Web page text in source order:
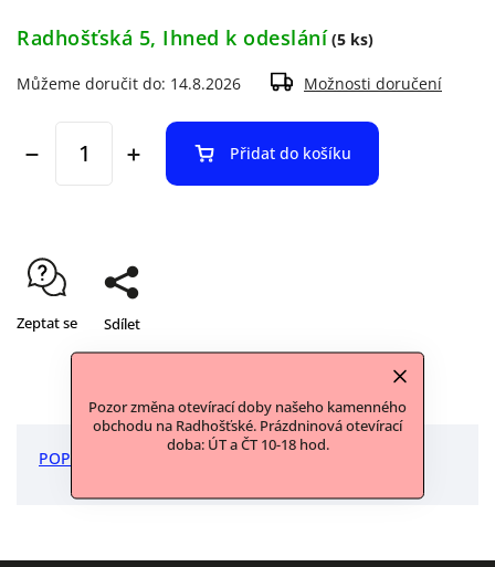
Pozor změna otevírací doby našeho kamenného
obchodu na Radhošťské. Prázdninová otevírací
doba: ÚT a ČT 10-18 hod.
Radhošťská 5, Ihned k odeslání (5 ks)
Můžeme doručit do: 14.8.2026 Možnosti doručení
Přidat do košíku
Zeptat se Sdílet
POPIS